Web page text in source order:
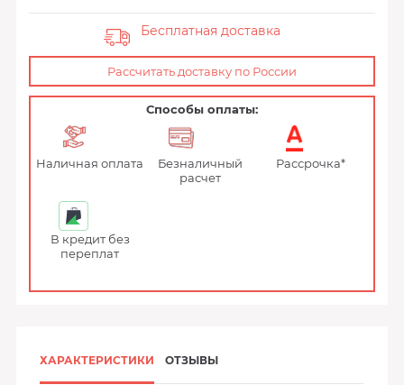
Бесплатная доставка
Рассчитать доставку по России
Способы оплаты:
Наличная оплата
Безналичный
расчет
Рассрочка*
В кредит без
переплат
ХАРАКТЕРИСТИКИ ОТЗЫВЫ